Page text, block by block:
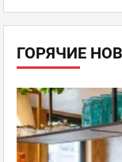
ГОРЯЧИЕ